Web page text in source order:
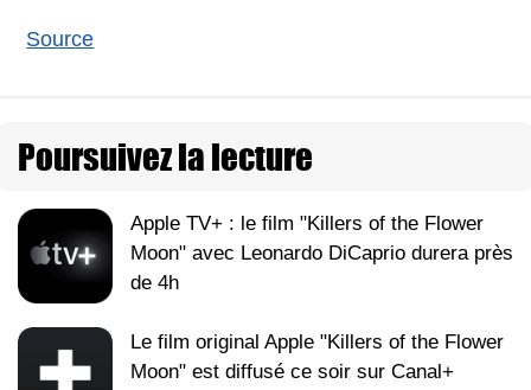
Source
Poursuivez la lecture
Apple TV+ : le film "Killers of the Flower
Moon" avec Leonardo DiCaprio durera près
de 4h
Le film original Apple "Killers of the Flower
Moon" est diffusé ce soir sur Canal+